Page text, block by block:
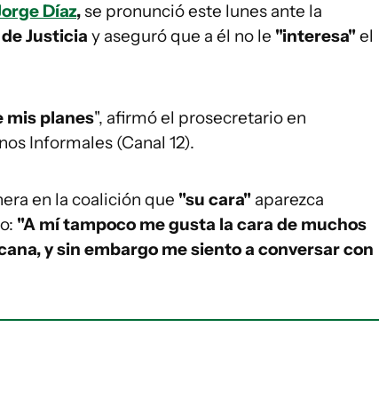
Díaz,se pronunció este lunes ante la
Justicia y aseguró que a él no le "interesa"el
mis planes", afirmó el prosecretario en
Informales (Canal 12).
en la coalición que "su cara" aparezca
"A mí tampoco me gusta la cara de muchos
y sin embargo me siento a conversar con